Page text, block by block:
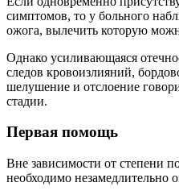
симптомов, то у больного
ожога, вылечить которую
Однако усиливающаяся
следов кровоизлияний,
шелушение и отслоение
стадии.
Первая помощь
Вне зависимости от степени
необходимо незамедлительно